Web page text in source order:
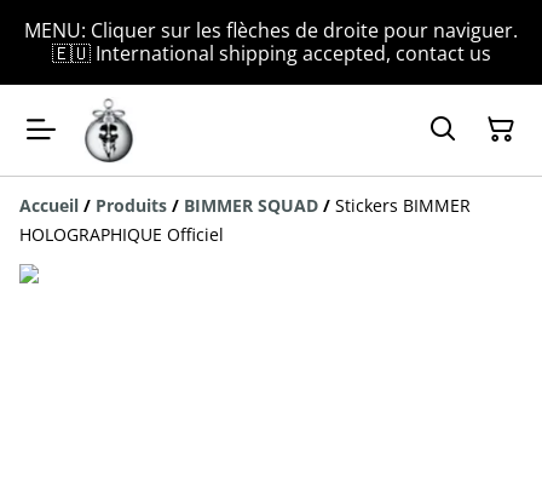
MENU: Cliquer sur les flèches de droite pour naviguer.
🇪🇺 International shipping accepted, contact us
Accueil / Produits / BIMMER SQUAD / Stickers BIMMER
HOLOGRAPHIQUE Officiel